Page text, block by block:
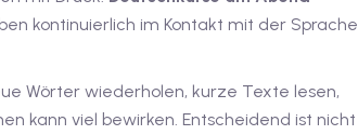
kontinuierlich im Kontakt mit der Sprache
Wörter wiederholen, kurze Texte lesen,
kann viel bewirken. Entscheidend ist nicht